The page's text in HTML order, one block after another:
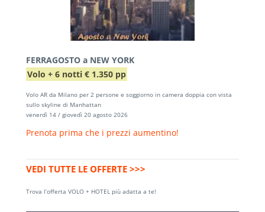
FERRAGOSTO a NEW YORK
Volo + 6 notti € 1.350 pp
Volo AR da Milano per 2 persone e soggiorno in camera doppia con vista
sullo skyline di Manhattan
venerdì 14 / giovedì 20 agosto 2026
Prenota prima che i prezzi aumentino!
VEDI TUTTE LE OFFERTE >>>
Trova l’offerta VOLO + HOTEL più adatta a te!